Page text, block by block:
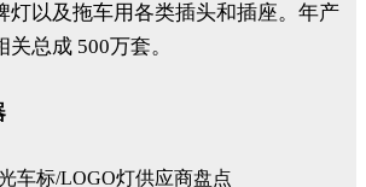
灯以及拖车用各类插头和插座。年产
总成 500万套。